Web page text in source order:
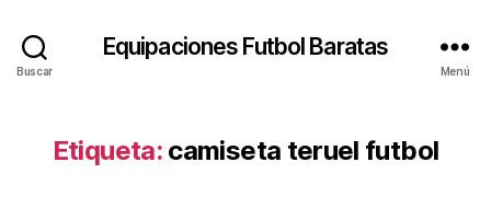
Buscar
Equipaciones Futbol Baratas
Menú
Etiqueta: camiseta teruel futbol